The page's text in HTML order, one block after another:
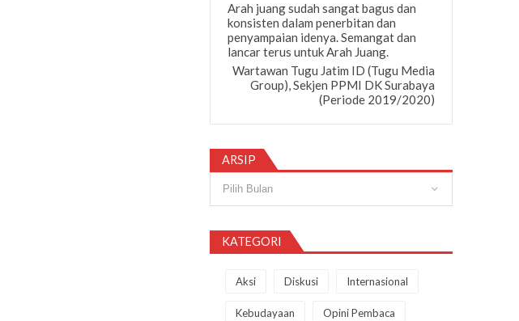
Arah juang sudah sangat bagus dan
konsisten dalam penerbitan dan
penyampaian idenya. Semangat dan
lancar terus untuk Arah Juang.
Wartawan Tugu Jatim ID (Tugu Media
Group), Sekjen PPMI DK Surabaya
(Periode 2019/2020)
ARSIP
KATEGORI
Aksi Diskusi Internasional
Kebudayaan Opini Pembaca